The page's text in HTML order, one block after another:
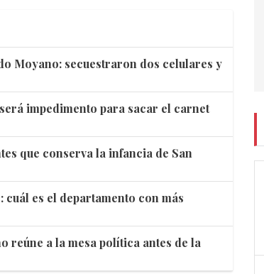
Moyano: secuestraron dos celulares y
impedimento para sacar el carnet
que conserva la infancia de San
cuál es el departamento con más
reúne a la mesa política antes de la